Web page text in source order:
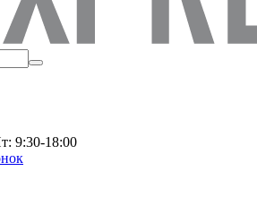
9:30-18:00